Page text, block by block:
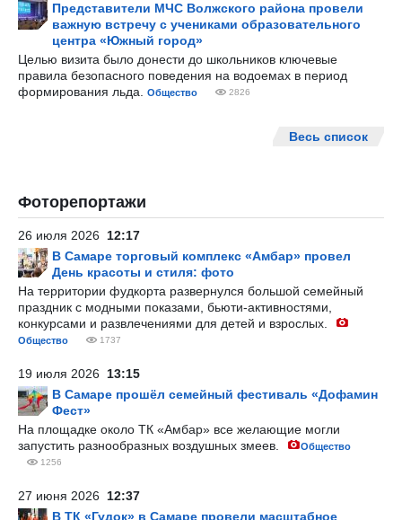
Представители МЧС Волжского района провели
важную встречу с учениками образовательного
центра «Южный город»
Целью визита было донести до школьников ключевые
правила безопасного поведения на водоемах в период
формирования льда.
Общество 2826
Весь список
Фоторепортажи
26 июля 2026 12:17
В Самаре торговый комплекс «Амбар» провел
День красоты и стиля: фото
На территории фудкорта развернулся большой семейный
праздник с модными показами, бьюти-активностями,
конкурсами и развлечениями для детей и взрослых.
Общество 1737
19 июля 2026 13:15
В Самаре прошёл семейный фестиваль «Дофамин
Фест»
На площадке около ТК «Амбар» все желающие могли
запустить разнообразных воздушных змеев.
Общество
1256
27 июня 2026 12:37
В ТК «Гудок» в Самаре провели масштабное